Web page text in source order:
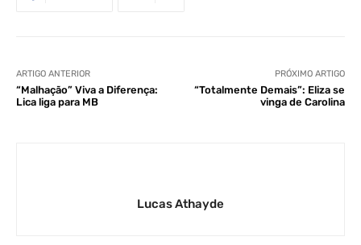
ARTIGO ANTERIOR
“Malhação” Viva a Diferença:
Lica liga para MB
PRÓXIMO ARTIGO
“Totalmente Demais”: Eliza se
vinga de Carolina
Lucas Athayde